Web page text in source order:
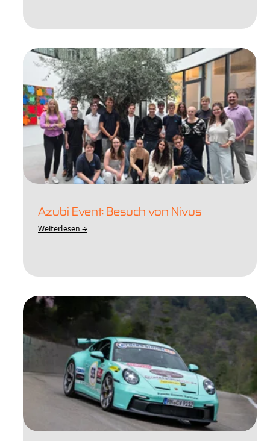
Azubi Event: Besuch von Nivus
Weiterlesen →